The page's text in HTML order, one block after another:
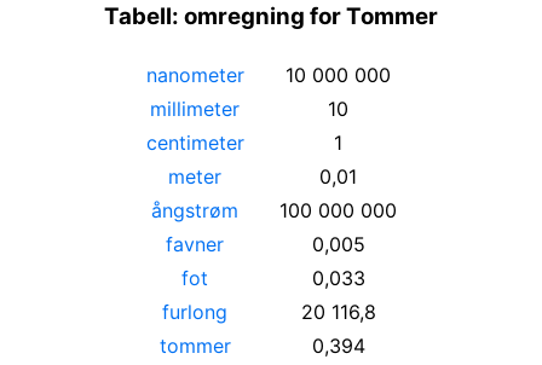
Tabell: omregning for Tommer
nanometer
10 000 000
millimeter
10
centimeter
1
meter
0,01
ångstrøm
100 000 000
favner
0,005
fot
0,033
furlong
20 116,8
tommer
0,394